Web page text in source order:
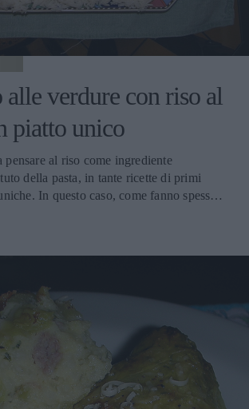
verdure con riso al
piatto unico
pensare al riso come ingrediente
della pasta, in tante ricette di primi
In questo caso, come fanno spesso
di diventare un piatto completo, per